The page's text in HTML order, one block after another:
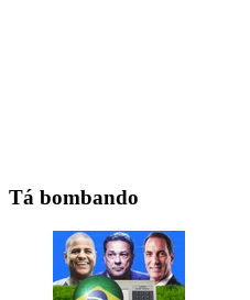
Tá bombando